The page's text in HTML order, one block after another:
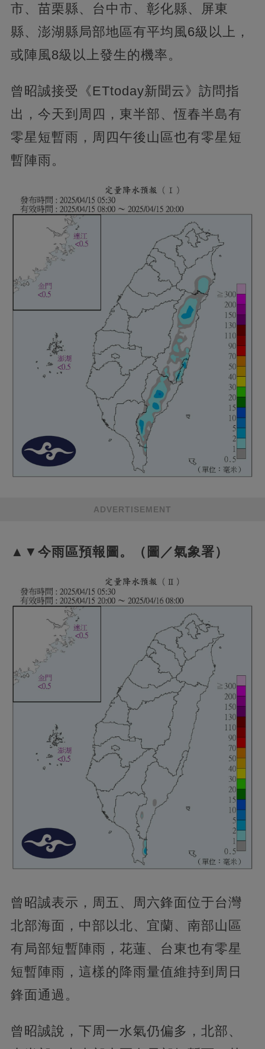
市、苗栗縣、台中市、彰化縣、屏東
縣、澎湖縣局部地區有平均風6級以上，
或陣風8級以上發生的機率。
曾昭誠接受《ETtoday新聞云》訪問指
出，今天到周四，東半部、恆春半島有
零星短暫雨，周四午後山區也有零星短
暫陣雨。
ADVERTISEMENT
▲▼今雨區預報圖。（圖／氣象署）
曾昭誠表示，周五、周六鋒面位于台灣
北部海面，中部以北、宜蘭、南部山區
有局部短暫陣雨，花蓮、台東也有零星
短暫陣雨，這樣的降雨量值維持到周日
鋒面通過。
曾昭誠說，下周一水氣仍偏多，北部、